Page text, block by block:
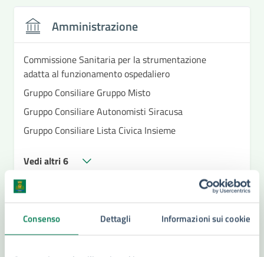
Consenso Dettagli Informazioni sui cookie
Amministrazione
Commissione Sanitaria per la strumentazione
adatta al funzionamento ospedaliero
Gruppo Consiliare Gruppo Misto
Gruppo Consiliare Autonomisti Siracusa
Gruppo Consiliare Lista Civica Insieme
Vedi altri 6